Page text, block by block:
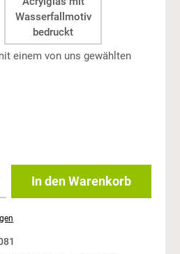
Wasserfallmotiv
bedruckt
einem von uns gewählten
In den Warenkorb